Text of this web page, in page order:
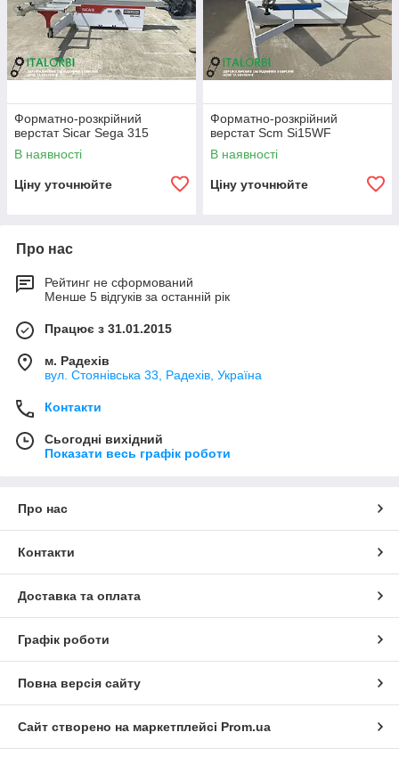
Форматно-розкрійний
верстат Sicar Sega 315
В наявності
Ціну уточнюйте
Форматно-розкрійний
верстат Scm Si15WF
В наявності
Ціну уточнюйте
Про нас
Рейтинг не сформований
Менше 5 відгуків за останній рік
Працює з 31.01.2015
м. Радехів
вул. Стоянівська 33, Радехів, Україна
Контакти
Сьогодні вихідний
Показати весь графік роботи
Про нас
Контакти
Доставка та оплата
Графік роботи
Повна версія сайту
Сайт створено на маркетплейсі Prom.ua